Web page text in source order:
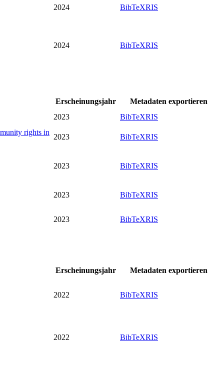
2024 BibTeXRIS
2024 BibTeXRIS
Erscheinungsjahr
Metadaten exportieren
2023 BibTeXRIS
rights in
2023 BibTeXRIS
2023 BibTeXRIS
2023 BibTeXRIS
2023 BibTeXRIS
Erscheinungsjahr
Metadaten exportieren
2022 BibTeXRIS
2022 BibTeXRIS